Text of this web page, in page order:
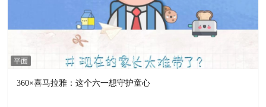
平面
360×喜马拉雅：这个六一想守护童心